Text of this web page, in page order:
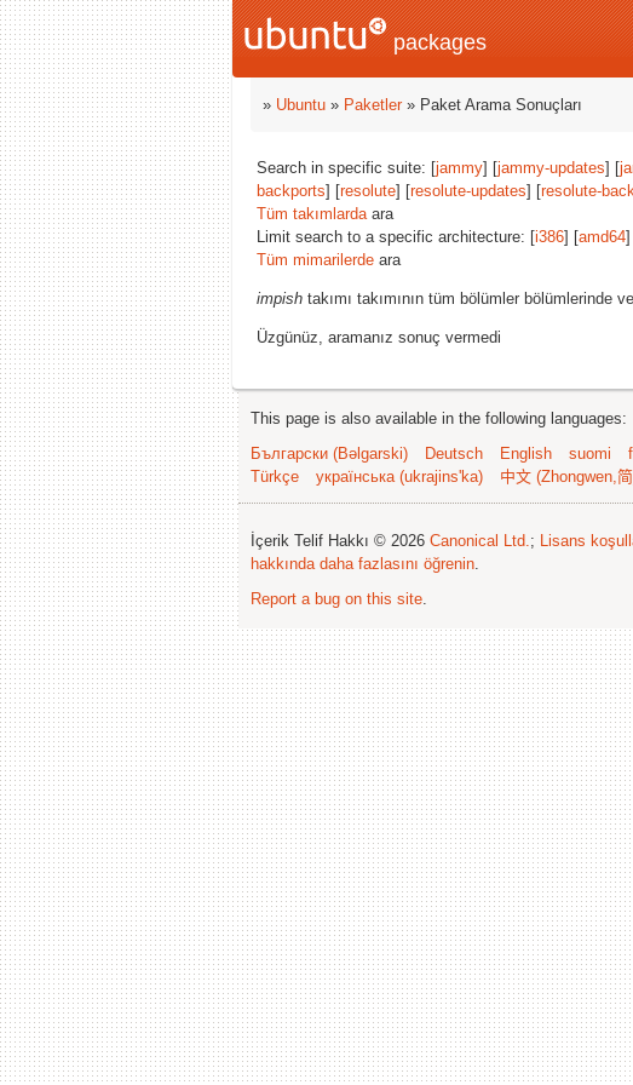
packages
» Ubuntu » Paketler» Paket Arama Sonuçları
Search in specific suite: [jammy] [jammy-updates] [
backports] [resolute] [resolute-updates] [resolute-
Tüm takımlardaara
Limit search to a specific architecture: [i386] [amd64
Tüm mimarilerde ara
impish takımı takımının tüm bölümler bölümlerinde
Üzgünüz, aramanız sonuç vermedi
This page is also available in the following languages:
Български (Bəlgarski)
Deutsch English suomi
Türkçe
українська (ukrajins'ka) 中文 (Zhongwen,
İçerik Telif Hakkı © 2026 Canonical Ltd.; Lisans
hakkında daha fazlasını öğrenin.
Report a bug on this site.